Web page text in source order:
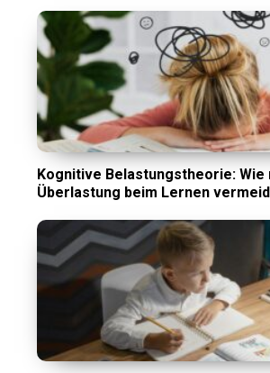
Kognitive Belastungstheorie: Wie
Überlastung beim Lernen